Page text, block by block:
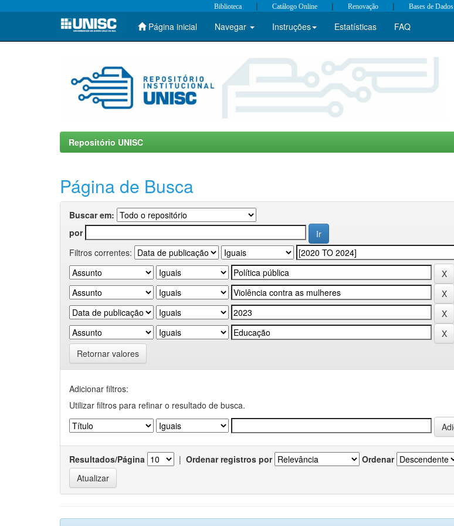
Skip
Biblioteca | Catálogo Online | Renovação | Bases de Dados
Página inicial Navegar Instruções Estatísticas FAQ
Repositório UNISC
Página de Busca
Buscar em:
por
Filtros correntes:
Retornar valores
Adicionar filtros:
Utilizar filtros para refinar o resultado de busca.
Resultados/Página | Ordenar registros por Ordenar